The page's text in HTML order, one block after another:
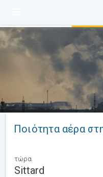
Ποιότητα αέρα
τώρα
Sittard